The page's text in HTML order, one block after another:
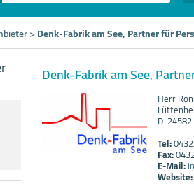
>Denk-Fabrik am See, Partner für
Denk-Fabrik am See,
Herr
D-
Tel:
Fax:
E-Mail:
Website: